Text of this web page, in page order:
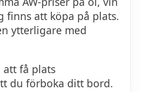
finns att köpa på plats.
ytterligare med
att få plats
du förboka ditt bord.